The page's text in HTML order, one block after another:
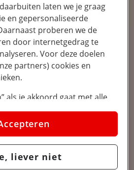
laten we je graag
en gepersonaliseerde
proberen we de
door internetgedrag te
Voor deze doelen
partners) cookies en
als je akkoord gaat met alle
“Nee, liever niet”, dan
noodzakelijke cookies om
werken. Dat betekent dat
personalisatie toepassen.
kan je zelf bepalen welke
liever niet